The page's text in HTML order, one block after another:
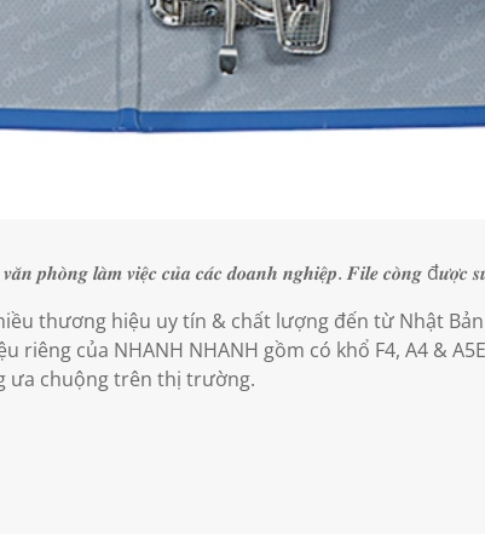
𝒑𝒉𝒐̀𝒏𝒈 𝒍𝒂̀𝒎 𝒗𝒊𝒆̣̂𝒄 𝒄𝒖̉𝒂 𝒄𝒂́𝒄 𝒅𝒐𝒂𝒏𝒉 𝒏𝒈𝒉𝒊𝒆̣̂𝒑. 𝑭𝒊𝒍𝒆 𝒄𝒐̀𝒏𝒈 đ𝒖̛𝒐̛̣𝒄
thương hiệu uy tín & chất lượng đến từ Nhật Bản
của NHANH NHANH gồm có khổ F4, A4 &
ưa chuộng trên thị trường.